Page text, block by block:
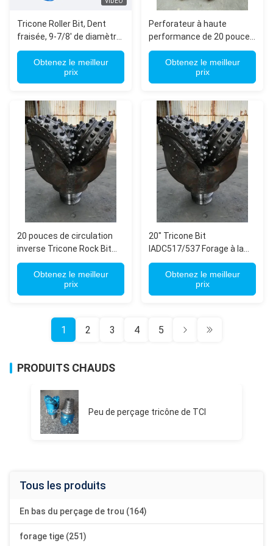
Tricone Roller Bit, Dent
fraisée, 9-7/8' de diamètre,
avec 6-5/8' API épingle
régulière pour le grès et le
schiste doux à dur moyen
Obtenez le meilleur
prix
Perforateur à haute
performance de 20 pouces
API standard pour
l'extraction de gaz pétrolier
Obtenez le meilleur
prix
20 pouces de circulation
inverse Tricone Rock Bit
IADC517/537 Pour le
forage de puits
Obtenez le meilleur
prix
20" Tricone Bit
IADC517/537 Forage à la
roche pour le forage de
puitsObtenez le meilleur
prix
1 2 3 4 5
PRODUITS CHAUDS
Peu de perçage tricône de TCI
Tous les produits
En bas du perçage de trou (164)
forage tige (251)